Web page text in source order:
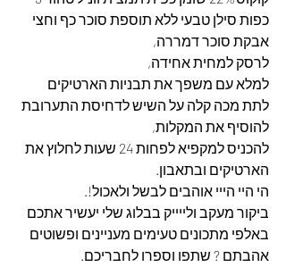
כפות סילן טבעי ללא תוספת סוכר כף וחצי
אבקת סוכר דמררה,
לרסק למחית אחידה,
למלא עם משפך את תבניות הארטיקים
לתת מכה קלה על השיש לדחיסת התערובת
להוסיף את המקלות,
להכניס למקפיא לפחות 24 שעות לחלוץ את
הארטיקים ובתאבון.
הי היי הייי אוהבים לבשל ולאכול!.
ביקור מעקב ולייייק בבלוג שלי יעשיר אתכם
באלפי מתכונים טעימים מעניינים ופשוטים
אהבתם ? שתפו וספרו לחבריכם.